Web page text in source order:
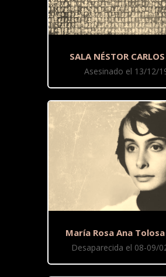
SALA NÉSTOR
Asesinado el 13/12/
María Rosa Ana
Desaparecida el 08-09/